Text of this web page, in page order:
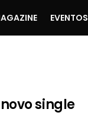
EVENTOS
single